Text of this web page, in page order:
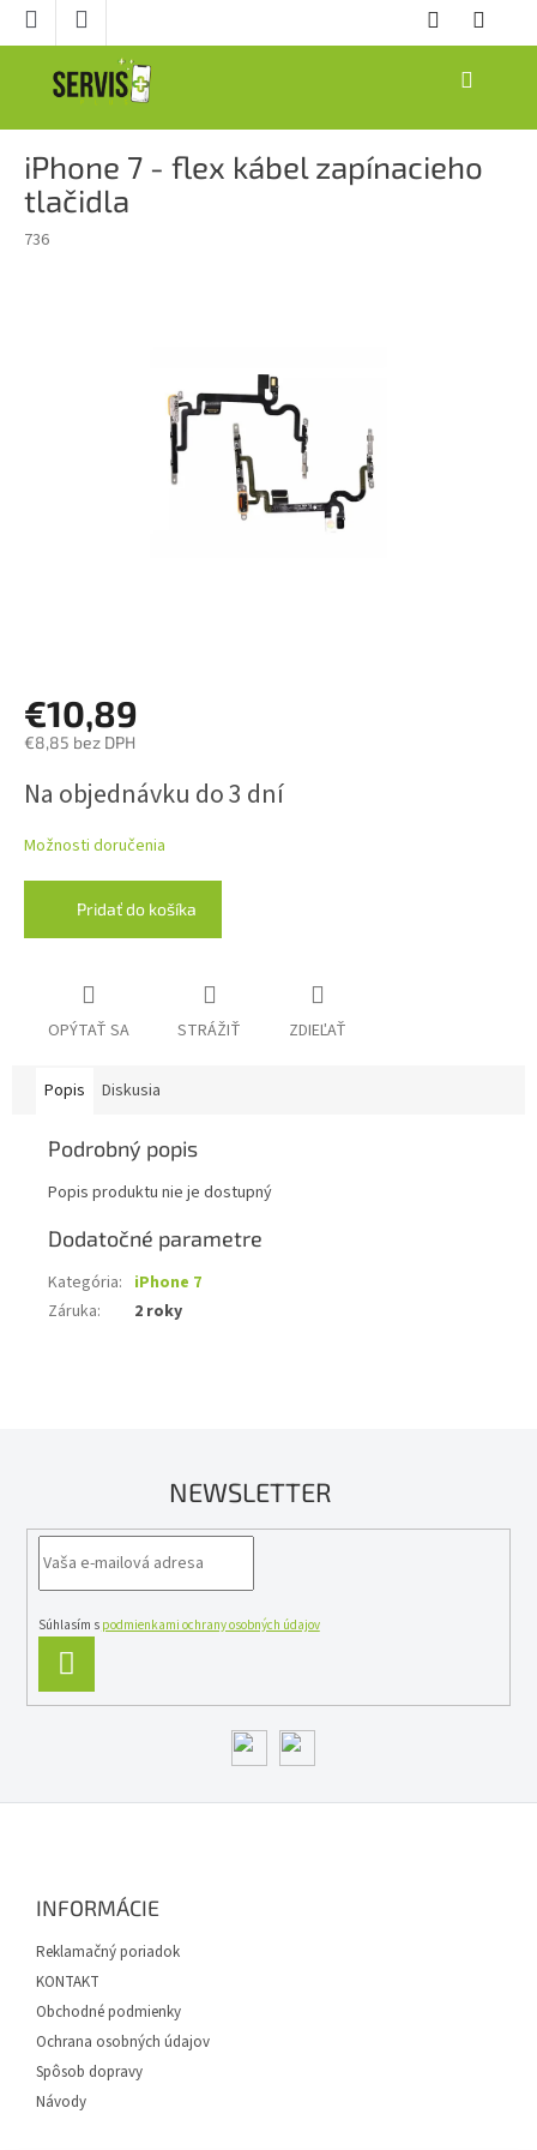
Prejsť
NÁKUPNÝ
iPhone 7 - flex kábel zapínacieho
tlačidla
736
€10,89
€8,85 bez DPH
cena:
Na objednávku do 3 dní
Možnosti doručenia
Pridať do košíka
OPÝTAŤ SA STRÁŽIŤ ZDIEĽAŤ
Popis Diskusia
Podrobný popis
Popis produktu nie je dostupný
Dodatočné parametre
Kategória: iPhone 7
Záruka: 2 roky
NEWSLETTER
Súhlasím s podmienkami ochrany osobných údajov
SA
INFORMÁCIE
Reklamačný poriadok
KONTAKT
Obchodné podmienky
Ochrana osobných údajov
Spôsob dopravy
Návody